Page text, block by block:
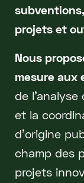
projets et
Nous
mesure aux
de
et la
d’origine
champ des
projets